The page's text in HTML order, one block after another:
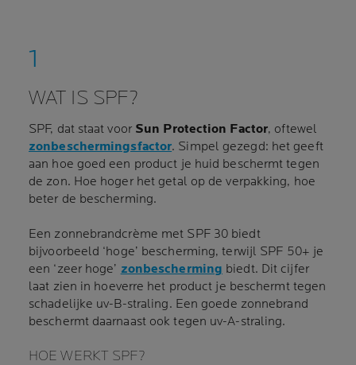
WAT IS SPF?
SPF, dat staat voor Sun Protection Factor, oftewel
zonbeschermingsfactor. Simpel gezegd: het geeft
aan hoe goed een product je huid beschermt tegen
de zon. Hoe hoger het getal op de verpakking, hoe
beter de bescherming.
Een zonnebrandcrème met SPF 30 biedt
bijvoorbeeld ‘hoge’ bescherming, terwijl SPF 50+ je
een ‘zeer hoge’ zonbescherming biedt. Dit cijfer
laat zien in hoeverre het product je beschermt tegen
schadelijke uv-B-straling. Een goede zonnebrand
beschermt daarnaast ook tegen uv-A-straling.
HOE WERKT SPF?